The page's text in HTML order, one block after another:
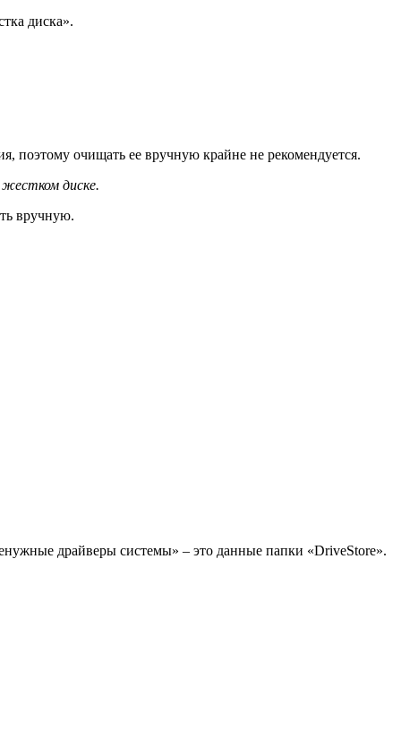
диска».
поэтому очищать ее вручную крайне не рекомендуется.
диске.
вручную.
драйверы системы» – это данные папки «DriveStore».